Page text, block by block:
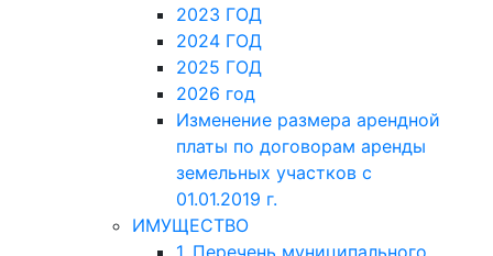
2023 ГОД
2024 ГОД
2025 ГОД
2026 год
Изменение размера арендной
платы по договорам аренды
земельных участков с
01.01.2019 г.
ИМУЩЕСТВО
1. Перечень муниципального